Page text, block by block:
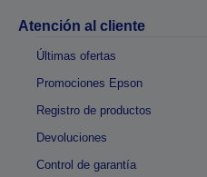
Atención al cliente
Últimas ofertas
Promociones Epson
Registro de productos
Devoluciones
Control de garantía